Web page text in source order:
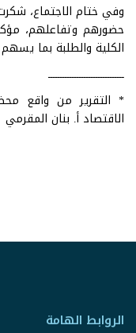
وفي ختام الاجتماع،
حضورهم وتفاعلهم،
الكلية والطلبة بما
ــــــــــــــــــــــــــــــــ
* التقرير من واقع
الاقتصاد أ. بنان المقرمي
الروابط الهامة